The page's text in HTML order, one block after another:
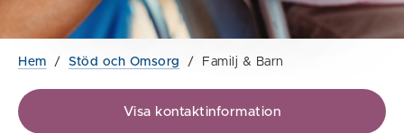
Hem / Stöd och Omsorg / Familj & Barn
Visa kontaktinformation